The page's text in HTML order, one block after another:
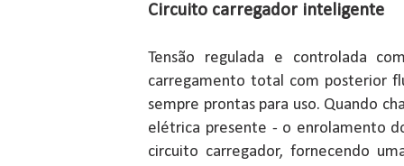
Circuito carregador inteligente
Tensão regulada e controlada
carregamento total com posterior
sempre prontas para uso. Quando
elétrica presente - o enrolamento
circuito carregador, fornecendo